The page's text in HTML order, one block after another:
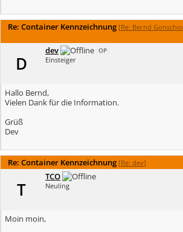
Re: Container Kennzeichnung [Re: Bernd
D
dev OP
Einsteiger
Hallo Bernd,
Vielen Dank für die Information.
Grüß
Dev
Re: Container Kennzeichnung [Re: dev]
T
TCO
Neuling
Moin moin,